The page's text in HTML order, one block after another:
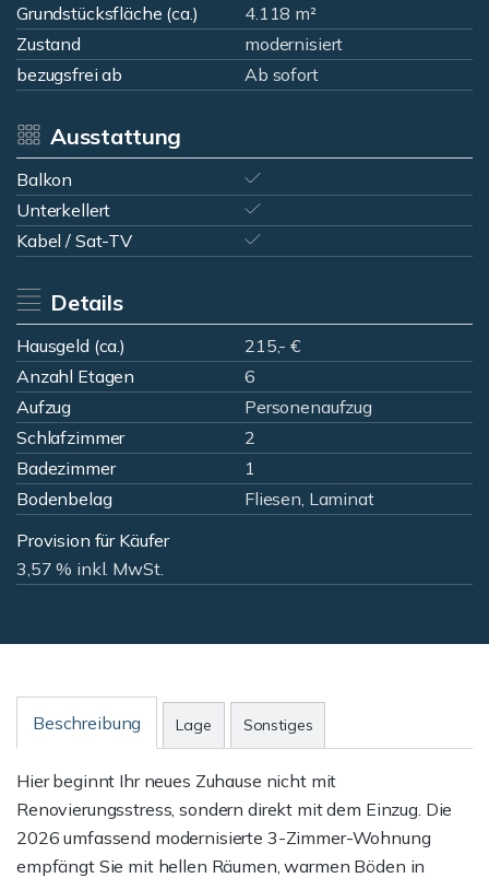
Grundstücksfläche (ca.)
4.118 m²
Zustand
modernisiert
bezugsfrei ab
Ab sofort
Ausstattung
Balkon
Unterkellert
Kabel / Sat-TV
Details
Hausgeld (ca.)
215,- €
Anzahl Etagen
6
Aufzug
Personenaufzug
Schlafzimmer
2
Badezimmer
1
Bodenbelag
Fliesen, Laminat
Provision für Käufer
3,57 % inkl. MwSt.
Beschreibung Lage Sonstiges
Hier beginnt Ihr neues Zuhause nicht mit
Renovierungsstress, sondern direkt mit dem Einzug. Die
2026 umfassend modernisierte 3-Zimmer-Wohnung
empfängt Sie mit hellen Räumen, warmen Böden in